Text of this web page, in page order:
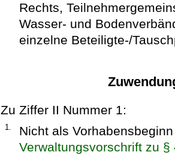
Rechts,
Wasser- und
einzelne Beteiligte-/
Zu Ziffer II Nummer 1:
1.
Nicht als
Verwaltungsvorschrift zu